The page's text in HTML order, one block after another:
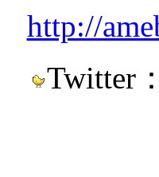
http://
Twitter